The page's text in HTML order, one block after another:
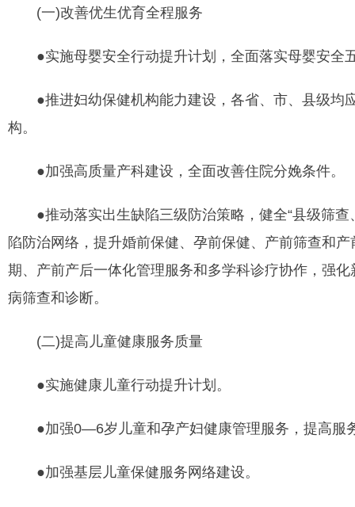
(一)改善优生优育全程服务
●实施母婴安全行动提升计划，全面落实母婴安全
●推进妇幼保健机构能力建设，各省、市、县级均
构。
●加强高质量产科建设，全面改善住院分娩条件。
●推动落实出生缺陷三级防治策略，健全“县级筛查
陷防治网络，提升婚前保健、孕前保健、产前筛查和
期、产前产后一体化管理服务和多学科诊疗协作，强
病筛查和诊断。
(二)提高儿童健康服务质量
●实施健康儿童行动提升计划。
●加强0—6岁儿童和孕产妇健康管理服务，提高服
●加强基层儿童保健服务网络建设。